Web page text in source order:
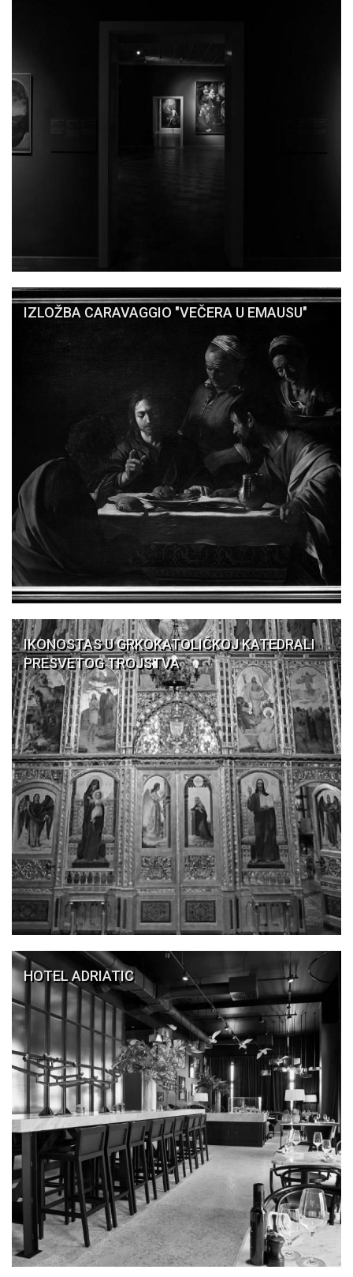
IZLOŽBA CARAVAGGIO "VEČERA U EMAUSU"
IKONOSTAS U GRKOKATOLIČKOJ KATEDRALI
PRESVETOG TROJSTVA
HOTEL ADRIATIC